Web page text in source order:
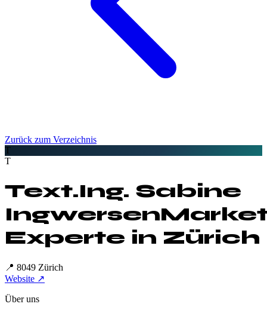
Zurück zum Verzeichnis
T
T
Text.Ing. Sabine
Ingwersen
Experte in Zürich
📍 8049 Zürich
Website ↗
Über uns